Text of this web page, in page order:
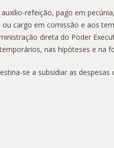
refeição, pago em
cargo em comissão e aos
direta do Poder
nas hipóteses e na
se a subsidiar as